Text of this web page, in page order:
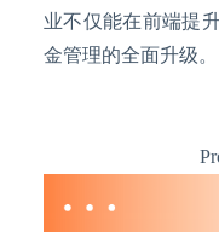
业不仅能在前端提
金管理的全面升级。